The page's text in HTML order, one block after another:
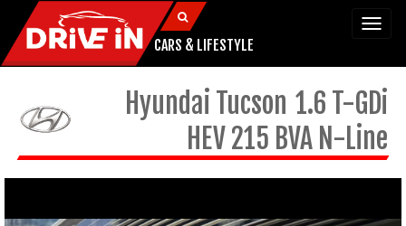
CARS & LIFESTYLE
Hyundai Tucson 1.6 T-GDi
HEV 215 BVA N-Line